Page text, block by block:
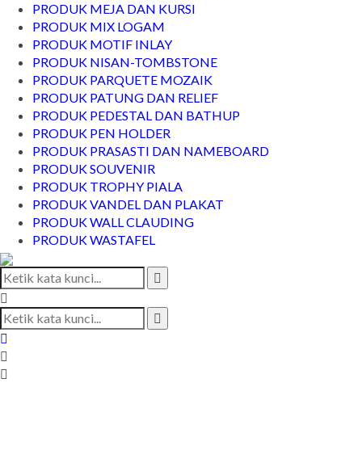
PRODUK MEJA DAN KURSI
PRODUK MIX LOGAM
PRODUK MOTIF INLAY
PRODUK NISAN-TOMBSTONE
PRODUK PARQUETE MOZAIK
PRODUK PATUNG DAN RELIEF
PRODUK PEDESTAL DAN BATHUP
PRODUK PEN HOLDER
PRODUK PRASASTI DAN NAMEBOARD
PRODUK SOUVENIR
PRODUK TROPHY PIALA
PRODUK VANDEL DAN PLAKAT
PRODUK WALL CLAUDING
PRODUK WASTAFEL